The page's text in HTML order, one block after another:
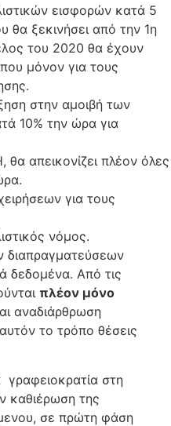
εισφορών κατά 5
θα ξεκινήσει από την 1η
του 2020 θα έχουν
μόνον για τους
στην αμοιβή των
10% την ώρα για
απεικονίζει πλέον όλες
για τους
νόμος.
διαπραγματεύσεων
δεδομένα. Από τις
πλέον μόνο
αναδιάρθρωση
το τρόπο θέσεις
γραφειοκρατία στη
καθιέρωση της
σε πρώτη φάση